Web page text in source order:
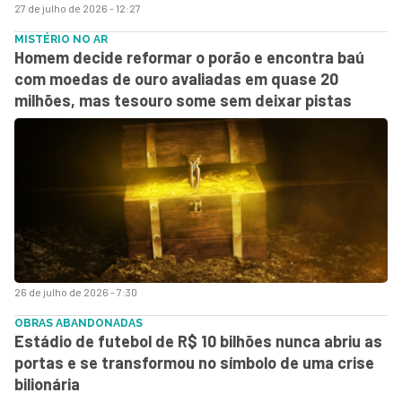
27 de julho de 2026 - 12:27
26 de julho de 2026 - 7:30
MISTÉRIO NO AR
Homem decide reformar o porão e encontra baú
com moedas de ouro avaliadas em quase 20
milhões, mas tesouro some sem deixar pistas
OBRAS ABANDONADAS
Estádio de futebol de R$ 10 bilhões nunca abriu as
portas e se transformou no símbolo de uma crise
bilionária